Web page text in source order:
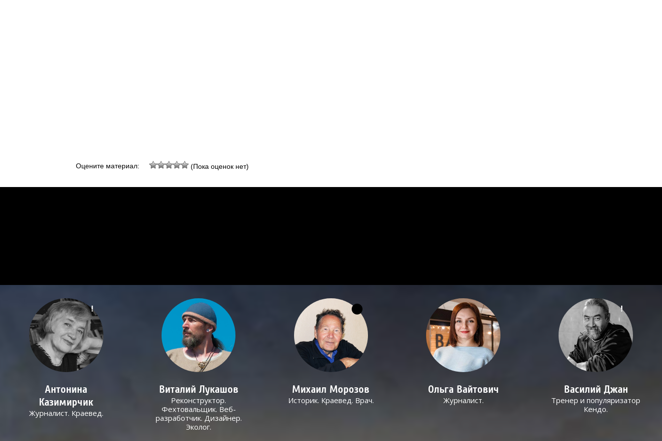
Оцените материал: (Пока оценок нет)
!
Антонина
Казимирчик
Журналист. Краевед.
Виталий Лукашов
Реконструктор.
Фехтовальщик. Веб-
разработчик. Дизайнер.
Эколог.
Михаил Морозов
Историк. Краевед. Врач.
Ольга Вайтович
Журналист.
!
Василий Джан
Тренер и популяризатор
Кендо.